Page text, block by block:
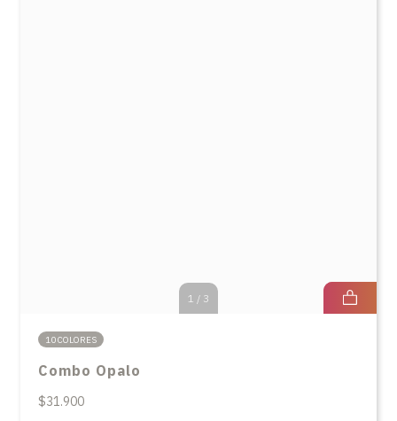
1 / 3
10 COLORES
Combo Opalo
$31.900